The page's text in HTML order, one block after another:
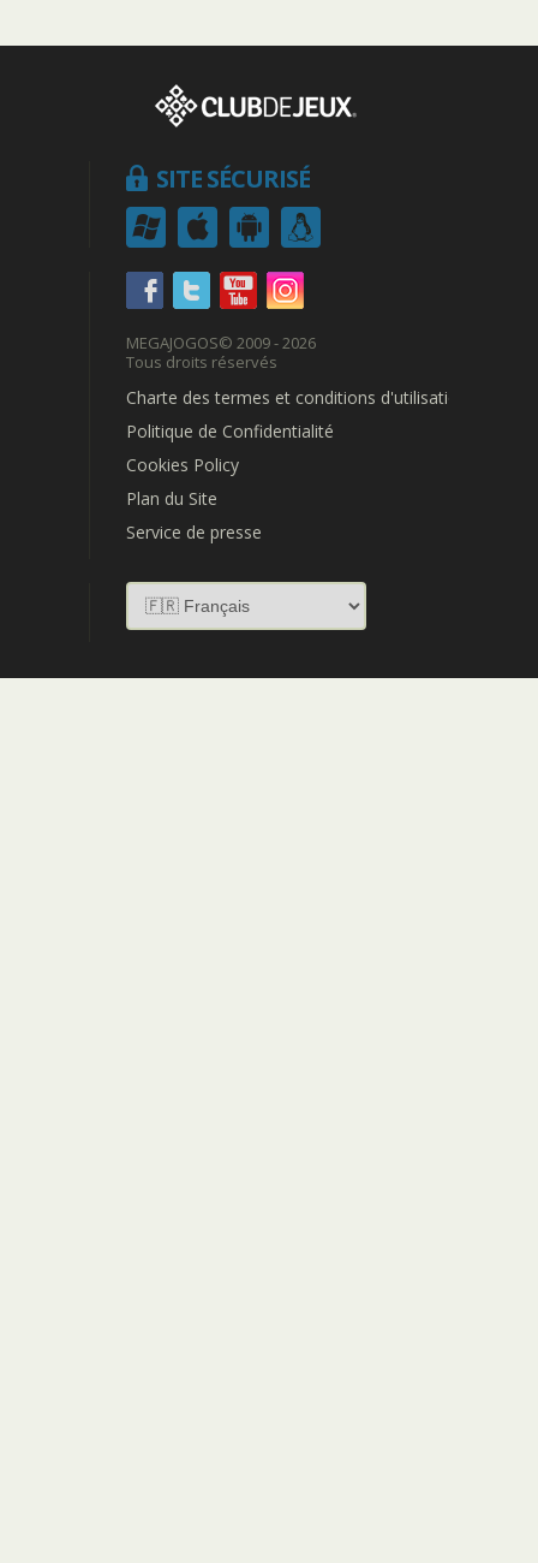
SITE SÉCURISÉ
MEGAJOGOS© 2009 - 2026
Tous droits réservés
Charte des termes et conditions d'utilisation
Politique de Confidentialité
Cookies Policy
Plan du Site
Service de presse